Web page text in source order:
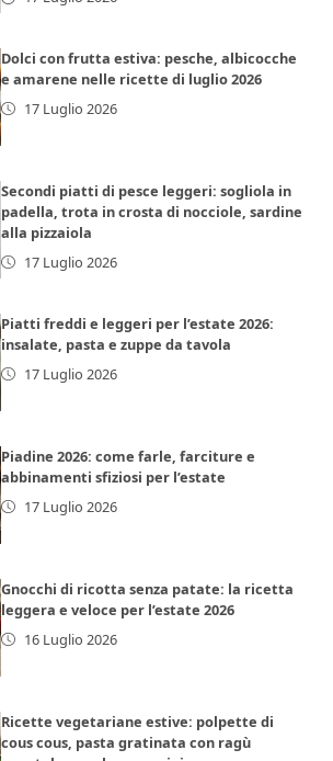
Dolci con frutta estiva: pesche, albicocche
e amarene nelle ricette di luglio 2026
17 Luglio 2026
Secondi piatti di pesce leggeri: sogliola in
padella, trota in crosta di nocciole, sardine
alla pizzaiola
17 Luglio 2026
Piatti freddi e leggeri per l’estate 2026:
insalate, pasta e zuppe da tavola
17 Luglio 2026
Piadine 2026: come farle, farciture e
abbinamenti sfiziosi per l’estate
17 Luglio 2026
Gnocchi di ricotta senza patate: la ricetta
leggera e veloce per l’estate 2026
16 Luglio 2026
Ricette vegetariane estive: polpette di
cous cous, pasta gratinata con ragù